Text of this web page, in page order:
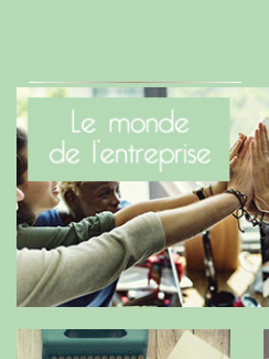
Le Benaise de la